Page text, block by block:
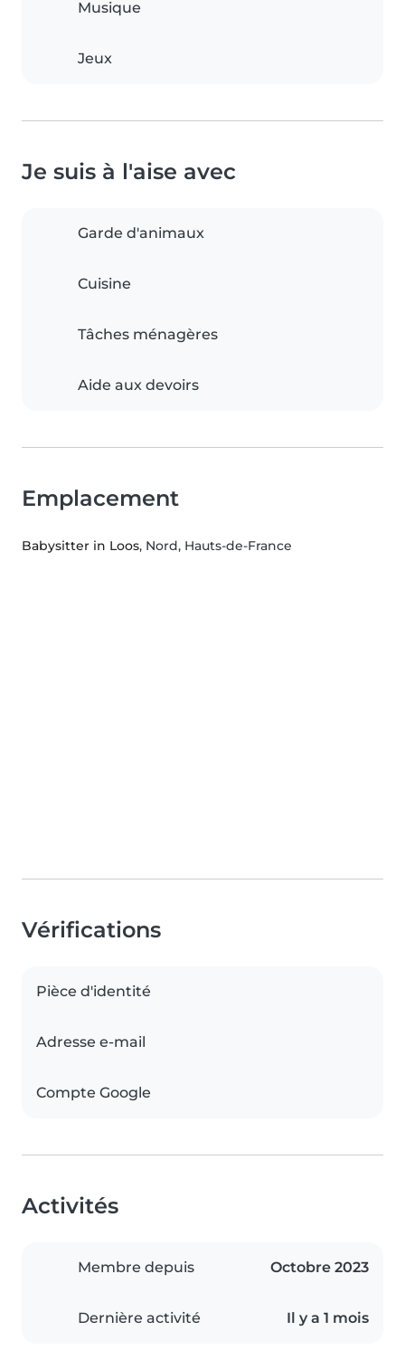
Musique
Jeux
Je suis à l'aise avec
Garde d'animaux
Cuisine
Tâches ménagères
Aide aux devoirs
Emplacement
Babysitter in Loos, Nord, Hauts-de-France
Vérifications
Pièce d'identité
Adresse e-mail
Compte Google
Activités
Membre depuis Octobre 2023
Dernière activité Il y a 1 mois